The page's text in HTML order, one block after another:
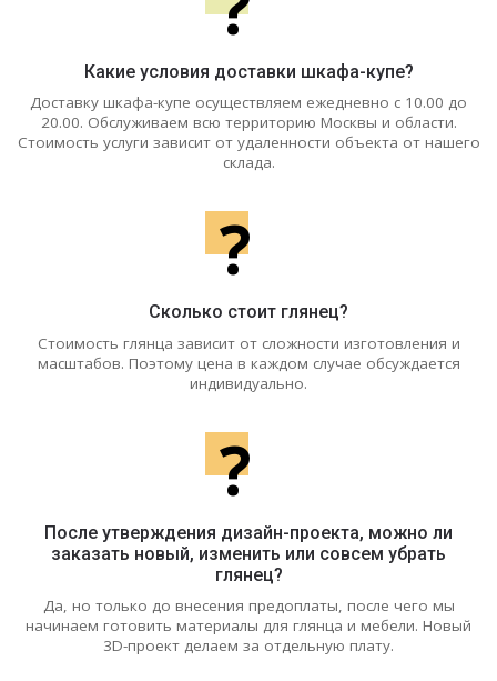
Какие условия доставки шкафа-купе?
Доставку шкафа-купе осуществляем ежедневно с 10.00 до
20.00. Обслуживаем всю территорию Москвы и области.
Стоимость услуги зависит от удаленности объекта от нашего
склада.
?
Сколько стоит глянец?
Стоимость глянца зависит от сложности изготовления и
масштабов. Поэтому цена в каждом случае обсуждается
индивидуально.
?
После утверждения дизайн-проекта, можно ли
заказать новый, изменить или совсем убрать
глянец?
Да, но только до внесения предоплаты, после чего мы
начинаем готовить материалы для глянца и мебели. Новый
3D-проект делаем за отдельную плату.